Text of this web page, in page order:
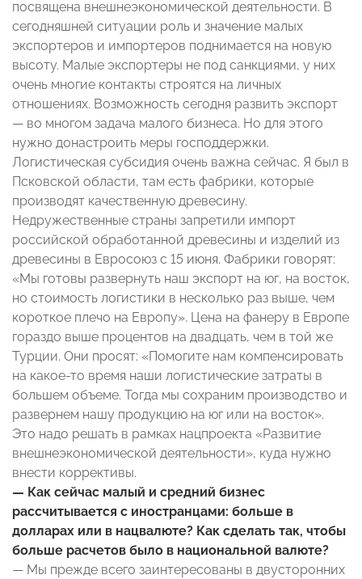
посвящена внешнеэкономической деятельности. В
сегодняшней ситуации роль и значение малых
экспортеров и импортеров поднимается на новую
высоту. Малые экспортеры не под санкциями, у них
очень многие контакты строятся на личных
отношениях. Возможность сегодня развить экспорт
— во многом задача малого бизнеса. Но для этого
нужно донастроить меры господдержки.
Логистическая субсидия очень важна сейчас. Я был в
Псковской области, там есть фабрики, которые
производят качественную древесину.
Недружественные страны запретили импорт
российской обработанной древесины и изделий из
древесины в Евросоюз с 15 июня. Фабрики говорят:
«Мы готовы развернуть наш экспорт на юг, на восток,
но стоимость логистики в несколько раз выше, чем
короткое плечо на Европу». Цена на фанеру в Европе
гораздо выше процентов на двадцать, чем в той же
Турции. Они просят: «Помогите нам компенсировать
на какое-то время наши логистические затраты в
большем объеме. Тогда мы сохраним производство и
развернем нашу продукцию на юг или на восток».
Это надо решать в рамках нацпроекта «Развитие
внешнеэкономической деятельности», куда нужно
внести коррективы.
— Как сейчас малый и средний бизнес
рассчитывается с иностранцами: больше в
долларах или в нацвалюте? Как сделать так, чтобы
больше расчетов было в национальной валюте?
— Мы прежде всего заинтересованы в двусторонних